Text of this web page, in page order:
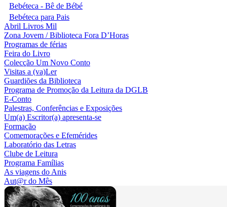
Bebéteca - Bê de Bébé
Bebéteca para Pais
Abril Livros Mil
Zona Jovem / Biblioteca Fora D’Horas
Programas de férias
Feira do Livro
Colecção Um Novo Conto
Visitas a (va)Ler
Guardiões da Biblioteca
Programa de Promoção da Leitura da DGLB
E-Conto
Palestras, Conferências e Exposições
Um(a) Escritor(a) apresenta-se
Formação
Comemorações e Efemérides
Laboratório das Letras
Clube de Leitura
Programa Famílias
As viagens do Anis
Aut@r do Mês